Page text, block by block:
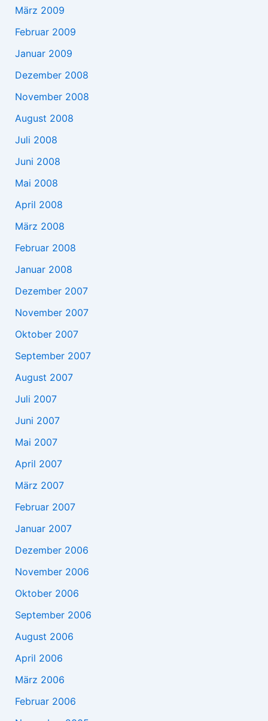
März 2009
Februar 2009
Januar 2009
Dezember 2008
November 2008
August 2008
Juli 2008
Juni 2008
Mai 2008
April 2008
März 2008
Februar 2008
Januar 2008
Dezember 2007
November 2007
Oktober 2007
September 2007
August 2007
Juli 2007
Juni 2007
Mai 2007
April 2007
März 2007
Februar 2007
Januar 2007
Dezember 2006
November 2006
Oktober 2006
September 2006
August 2006
April 2006
März 2006
Februar 2006